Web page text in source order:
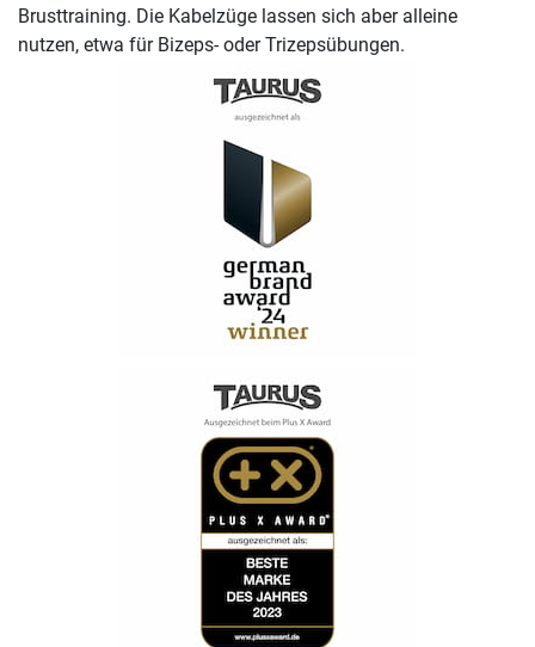
Brusttraining. Die Kabelzüge lassen sich aber alleine
nutzen, etwa für Bizeps- oder Trizepsübungen.